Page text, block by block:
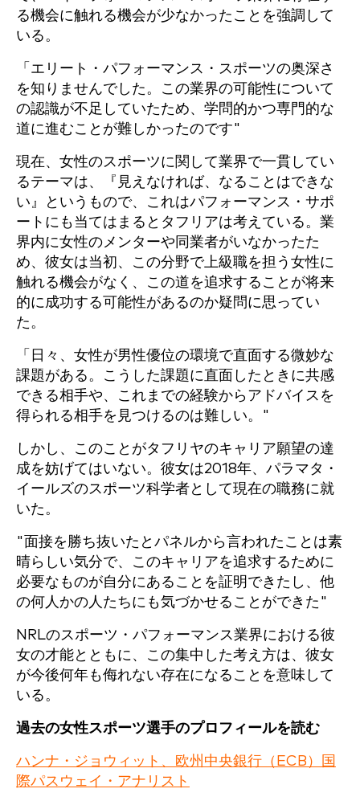
る機会に触れる機会が少なかったことを強調して
いる。
「エリート・パフォーマンス・スポーツの奥深さ
を知りませんでした。この業界の可能性について
の認識が不足していたため、学問的かつ専門的な
道に進むことが難しかったのです"
現在、女性のスポーツに関して業界で一貫してい
るテーマは、『見えなければ、なることはできな
い』というもので、これはパフォーマンス・サポ
ートにも当てはまるとタフリアは考えている。業
界内に女性のメンターや同業者がいなかったた
め、彼女は当初、この分野で上級職を担う女性に
触れる機会がなく、この道を追求することが将来
的に成功する可能性があるのか疑問に思ってい
た。
「日々、女性が男性優位の環境で直面する微妙な
課題がある。こうした課題に直面したときに共感
できる相手や、これまでの経験からアドバイスを
得られる相手を見つけるのは難しい。"
しかし、このことがタフリヤのキャリア願望の達
成を妨げてはいない。彼女は2018年、パラマタ・
イールズのスポーツ科学者として現在の職務に就
いた。
"面接を勝ち抜いたとパネルから言われたことは素
晴らしい気分で、このキャリアを追求するために
必要なものが自分にあることを証明できたし、他
の何人かの人たちにも気づかせることができた"
NRLのスポーツ・パフォーマンス業界における彼
女の才能とともに、この集中した考え方は、彼女
が今後何年も侮れない存在になることを意味して
いる。
過去の女性スポーツ選手のプロフィールを読む
ハンナ・ジョウィット、欧州中央銀行（ECB）国
際パスウェイ・アナリスト